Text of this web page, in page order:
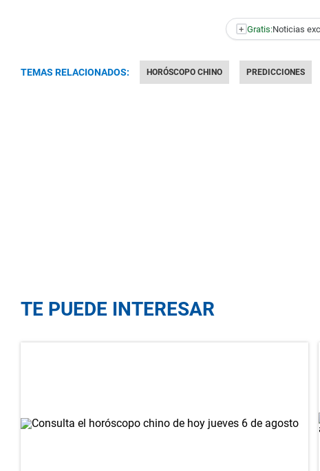
+ Gratis:Noticias
TEMAS RELACIONADOS: HORÓSCOPO CHINO PREDICCIONES
TE PUEDE INTERESAR